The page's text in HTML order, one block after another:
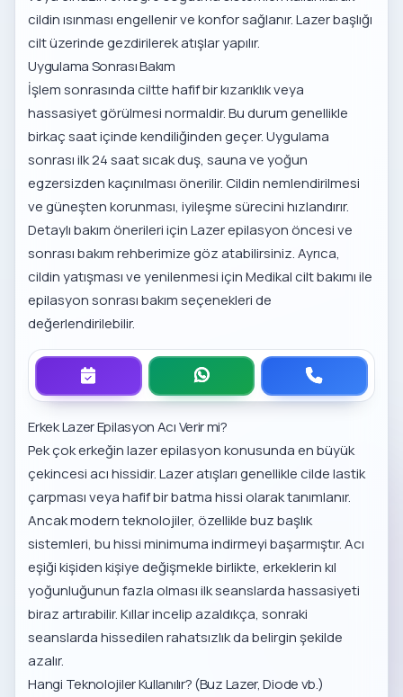
cildin ısınması engellenir ve konfor sağlanır. Lazer başlığı
cilt üzerinde gezdirilerek atışlar yapılır.
Uygulama Sonrası Bakım
İşlem sonrasında ciltte hafif bir kızarıklık veya
hassasiyet görülmesi normaldir. Bu durum genellikle
birkaç saat içinde kendiliğinden geçer. Uygulama
sonrası ilk 24 saat sıcak duş, sauna ve yoğun
egzersizden kaçınılması önerilir. Cildin nemlendirilmesi
ve güneşten korunması, iyileşme sürecini hızlandırır.
Detaylı bakım önerileri içinLazer epilasyon öncesi ve
sonrası bakımrehberimize göz atabilirsiniz. Ayrıca,
cildin yatışması ve yenilenmesi içinMedikal cilt bakımı ile
epilasyon sonrası bakımseçenekleri de
değerlendirilebilir.
Erkek Lazer Epilasyon Acı Verir mi?
Pek çok erkeğin lazer epilasyon konusunda en büyük
çekincesi acı hissidir. Lazer atışları genellikle cilde lastik
çarpması veya hafif bir batma hissi olarak tanımlanır.
Ancak modern teknolojiler, özellikle buz başlık
sistemleri, bu hissi minimuma indirmeyi başarmıştır. Acı
eşiği kişiden kişiye değişmekle birlikte, erkeklerin kıl
yoğunluğunun fazla olması ilk seanslarda hassasiyeti
biraz artırabilir. Kıllar incelip azaldıkça, sonraki
seanslarda hissedilen rahatsızlık da belirgin şekilde
azalır.
Hangi Teknolojiler Kullanılır? (Buz Lazer, Diode vb.)